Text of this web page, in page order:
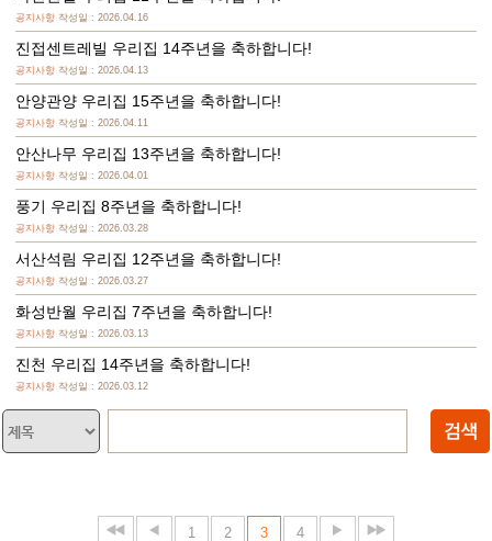
공지사항 작성일 : 2026.04.16
진접센트레빌 우리집 14주년을 축하합니다!
공지사항 작성일 : 2026.04.13
안양관양 우리집 15주년을 축하합니다!
공지사항 작성일 : 2026.04.11
안산나무 우리집 13주년을 축하합니다!
공지사항 작성일 : 2026.04.01
풍기 우리집 8주년을 축하합니다!
공지사항 작성일 : 2026.03.28
서산석림 우리집 12주년을 축하합니다!
공지사항 작성일 : 2026.03.27
화성반월 우리집 7주년을 축하합니다!
공지사항 작성일 : 2026.03.13
진천 우리집 14주년을 축하합니다!
공지사항 작성일 : 2026.03.12
1 2 3 4